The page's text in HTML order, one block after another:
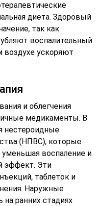
диета. Здоровый
так как
воспалительный
воздухе ускоряют
и облегчения
медикаменты. В
нестероидные
(НПВС), которые
воспаление и
эффект. Эти
таблеток и
Наружные
ранних стадиях